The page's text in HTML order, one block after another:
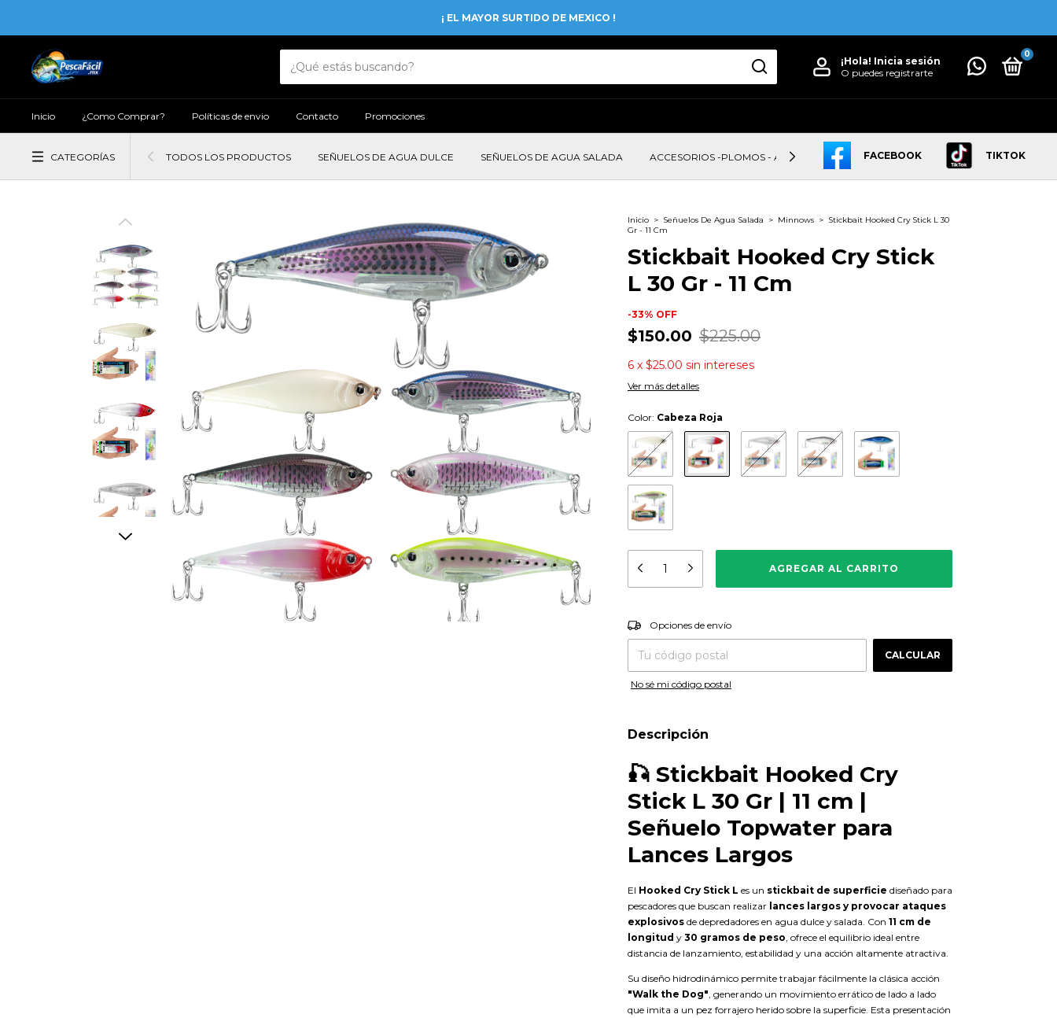
¡ EL MAYOR SURTIDO DE MEXICO !
¡Hola! Inicia sesión
O puedes registrarte
0
Inicio ¿Como Comprar? Políticas de envio Contacto Promociones
CATEGORÍAS TODOS LOS PRODUCTOS SEÑUELOS DE AGUA DULCE SEÑUELOS DE AGUA SALADA ACCESORIOS -PLOMOS - ANZUELOS LINEAS CAÑAS CARRETES
FACEBOOK TIKTOK
Inicio > Señuelos De Agua Salada > Minnows > Stickbait Hooked Cry Stick L 30
Gr - 11 Cm
Stickbait Hooked Cry Stick
L 30 Gr - 11 Cm
-33% OFF
$150.00 $225.00
6 x $25.00 sin intereses
Ver más detalles
Color: Cabeza Roja
Entregas para el CP:
Opciones de envío
CALCULAR
No sé mi código postal
Descripción
🎣 Stickbait Hooked Cry
Stick L 30 Gr | 11 cm |
Señuelo Topwater para
Lances Largos
El Hooked Cry Stick L es un stickbait de superficie diseñado para
pescadores que buscan realizar lances largos y provocar ataques
explosivos de depredadores en agua dulce y salada. Con 11 cm de
longitud y 30 gramos de peso , ofrece el equilibrio ideal entre
distancia de lanzamiento, estabilidad y una acción altamente atractiva.
Su diseño hidrodinámico permite trabajar fácilmente la clásica acción
"Walk the Dog" , generando un movimiento errático de lado a lado
que imita a un pez forrajero herido sobre la superficie. Esta presentación